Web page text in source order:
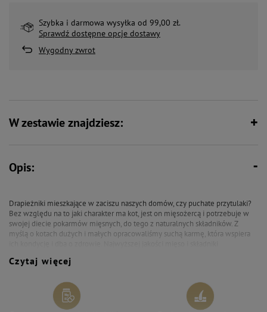
Szybka i darmowa wysyłka od 99,00 zł.
Sprawdź dostępne opcje dostawy
Wygodny zwrot
W zestawie znajdziesz:
Opis:
Drapieżniki mieszkające w zaciszu naszych domów, czy puchate przytulaki?
Bez względu na to jaki charakter ma kot, jest on mięsożercą i potrzebuje w
swojej diecie pokarmów mięsnych, do tego z naturalnych składników. Z
myślą o kotach dużych i małych opracowaliśmy suchą karmę, która wspiera
oleju z łososia zapewnia odpowiedni stosunek kwasów n-3 i n-6. Bogactwo
o układ kostny, pokarmowy i odpornościowy. Sucha karma Rafi Cat to zdrowy
posiłek, któremu nie oprze się żaden kot.
Czytaj więcej